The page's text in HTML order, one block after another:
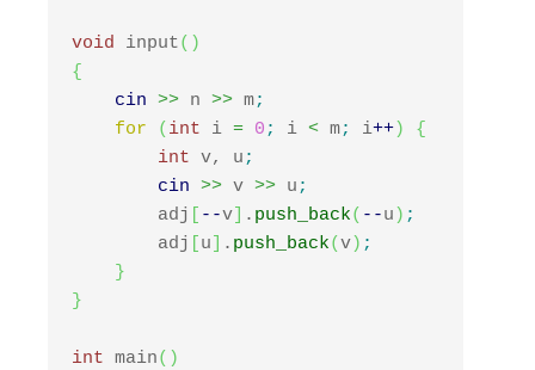
void input( )
{
cin >> n >> m;
for
( int i = 0 ; i < m; i++)
{
int v, u ;
cin >> v >> u ;
        adj
--v . push_back( --u ) ;
        adj
u . push_back(v) ;
}
}
int main( )